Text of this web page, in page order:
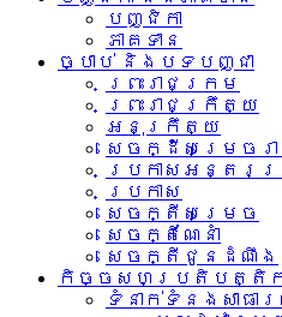
បញ្ជិកា
ភាគទាន
ច្បាប់ និងបទបញ្ជា
ព្រះរាជក្រម
ព្រះរាជក្រឹត្យ
អនុក្រឹត្យ
សេចក្ដីសម្រេចរ
ប្រកាសអន្តរ
ប្រកាស
សេចក្តីសម្រេច
សេចក្តីណែនាំ
សេចក្តីជូនដំណឹង
កិច្ចសហប្រតិបត្តិក
ទំនាក់ទំនង​សាធារ